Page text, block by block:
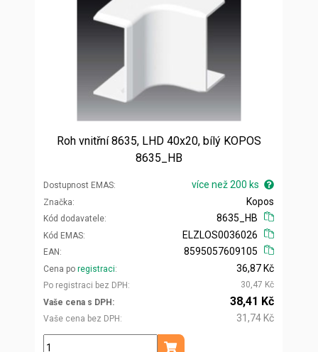
Roh vnitřní 8635, LHD 40x20, bílý KOPOS
8635_HB
Dostupnost EMAS více než 200 ks
Značka
Kód dodavatele
Kopos
8635_HB
Kód EMAS
EAN
ELZLOS0036026
8595057609105
Cena po registraci
Po registraci bez DPH
36,87 Kč
30,47 Kč
Vaše cena s DPH
Vaše cena bez DPH
38,41 Kč
31,74 Kč
ks